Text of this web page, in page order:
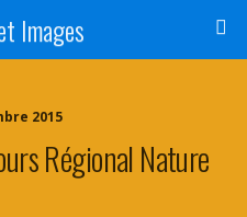
Images
2015
Régional Nature